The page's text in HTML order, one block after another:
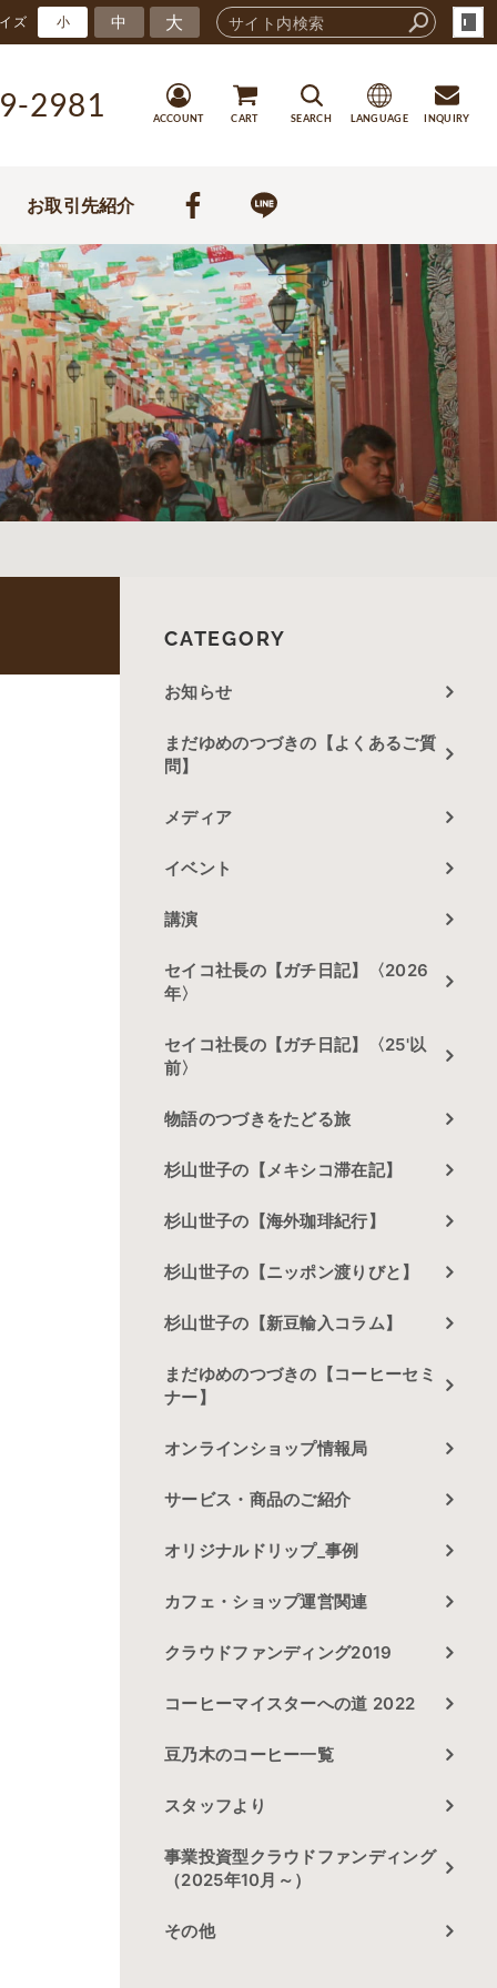
ズ 小 中 大
2981 ACCOUNT CART SEARCH LANGUAGE INQUIRY
お取引先紹介
CATEGORY
お知らせ
まだゆめのつづきの【よくあるご質
問】
メディア
イベント
講演
セイコ社長の【ガチ日記】〈2026
年〉
セイコ社長の【ガチ日記】〈25'以
前〉
物語のつづきをたどる旅
杉山世子の【メキシコ滞在記】
杉山世子の【海外珈琲紀行】
杉山世子の【ニッポン渡りびと】
杉山世子の【新豆輸入コラム】
まだゆめのつづきの【コーヒーセミ
ナー】
オンラインショップ情報局
サービス・商品のご紹介
オリジナルドリップ_事例
カフェ・ショップ運営関連
クラウドファンディング2019
コーヒーマイスターへの道 2022
豆乃木のコーヒー一覧
スタッフより
事業投資型クラウドファンディング
（2025年10月～）
その他